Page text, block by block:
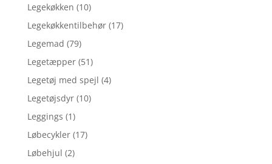
Legekøkken (10)
Legekøkkentilbehør (17)
Legemad (79)
Legetæpper (51)
Legetøj med spejl (4)
Legetøjsdyr (10)
Leggings (1)
Løbecykler (17)
Løbehjul (2)